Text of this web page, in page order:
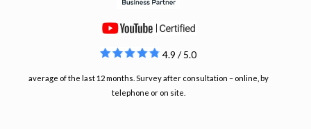
4.9 / 5.0
average of the last 12 months. Survey after consultation – online, by
telephone or on site.